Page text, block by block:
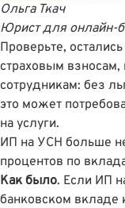
Ольга Ткач
Юрист для онлайн-
Проверьте,
страховым взносам,
сотрудникам: без
это может
на услуги.
ИП на УСН больше
процентов по
Как было. Если ИП
банковском вкладе